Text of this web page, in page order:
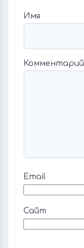
Имя
Комментарий
Email
Сайт